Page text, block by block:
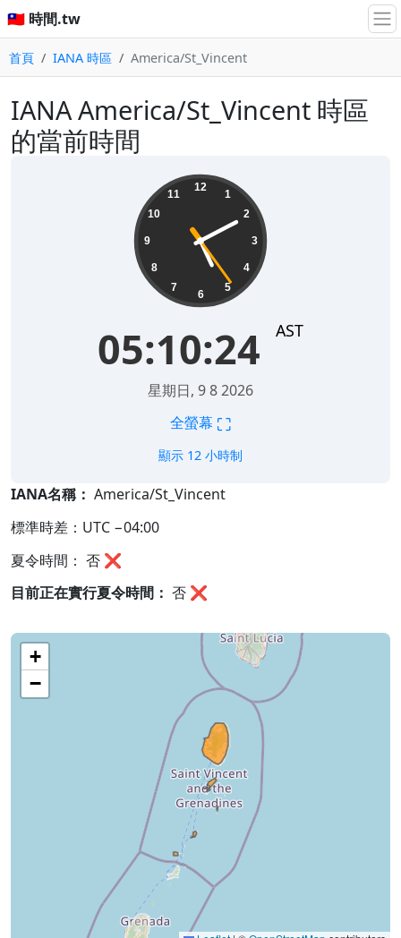
🇹🇼 時間.tw
首頁 IANA 時區 America/St_Vincent
IANA America/St_Vincent 時區
的當前時間
12
1
2
3
4
5
6
7
8
9
10
11
05:10:24 AST
星期日, 9 8 2026
全螢幕 ⛶
顯示 12 小時制
IANA名稱： America/St_Vincent
標準時差：UTC −04:00
夏令時間： 否 ❌
目前正在實行夏令時間： 否 ❌
+
−